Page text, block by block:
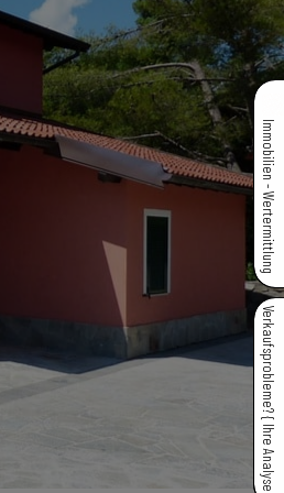
Immobilien - Wertermittlung
Verkaufsprobleme? { Ihre Analyse }